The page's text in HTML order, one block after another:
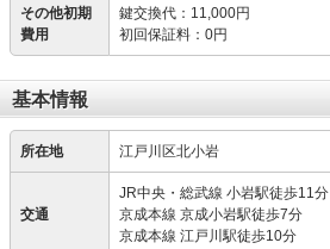
その他初期
費用
鍵交換代 ： 11,000円
初回保証料 ： 0円
基本情報
所在地 江戸川区北小岩
交通
JR中央・総武線 小岩駅徒歩11分
京成本線 京成小岩駅徒歩7分
京成本線 江戸川駅徒歩10分